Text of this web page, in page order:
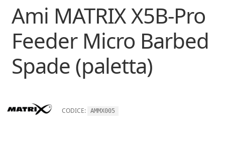
Ami MATRIX X5B-Pro
Feeder Micro Barbed
Spade (paletta)
CODICE: AMMX005